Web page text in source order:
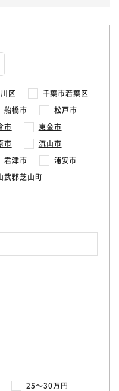
区 千葉市若葉区
船橋市 松戸市
市 東金市
市 流山市
君津市 浦安市
武郡芝山町
25〜30万円